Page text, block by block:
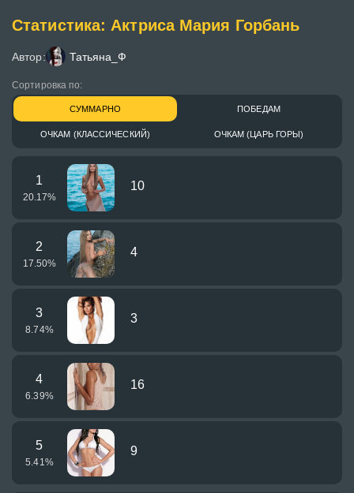
Статистика: Актриса Мария Горбань
Автор: Татьяна_Ф
Сортировка по:
СУММАРНО ПОБЕДАМ
ОЧКАМ (КЛАССИЧЕСКИЙ) ОЧКАМ (ЦАРЬ ГОРЫ)
1
20.17%
10
2
17.50%
4
3
8.74%
3
4
6.39%
16
5
5.41%
9